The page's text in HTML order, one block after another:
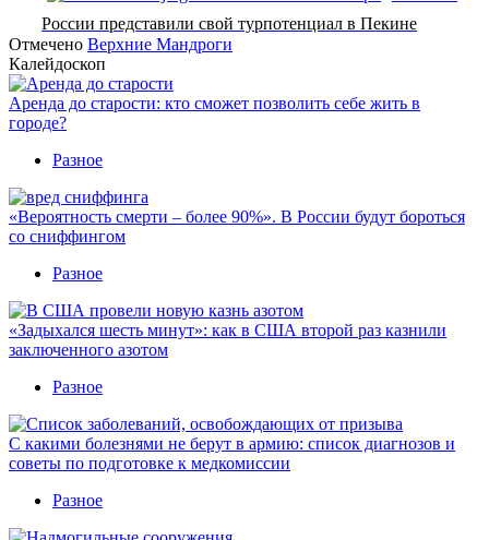
России представили свой турпотенциал в Пекине
Отмечено Верхние Мандроги
Калейдоскоп
Аренда до старости: кто сможет позволить себе жить в
городе?
Разное
«Вероятность смерти – более 90%». В России будут бороться
со сниффингом
Разное
«Задыхался шесть минут»: как в США второй раз казнили
заключенного азотом
Разное
С какими болезнями не берут в армию: список диагнозов и
советы по подготовке к медкомиссии
Разное